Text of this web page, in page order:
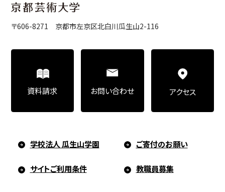
〒606-8271 京都市左京区北白川瓜生山2-116
学校法人 瓜生山学園 ご寄付のお願い
サイトご利用条件 教職員募集
資料請求 お問い合わせ アクセス